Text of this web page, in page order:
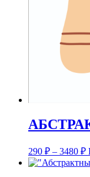
290 ₽ – 3480 ₽